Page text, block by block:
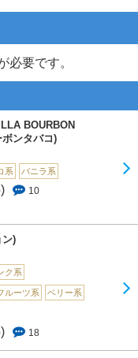
必要です。
BOURBON
ンタバコ)
系 バニラ系
10
ン)
ク系
ルーツ系 ベリー系
18